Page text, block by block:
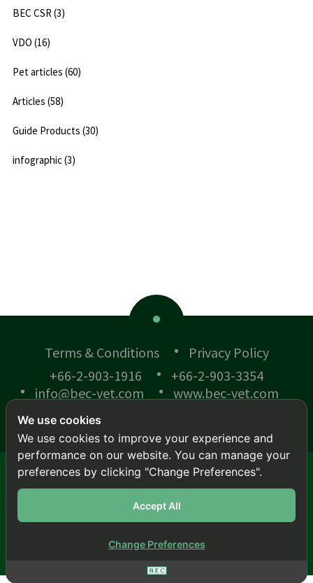
BEC CSR (3)
VDO (16)
Pet articles (60)
Articles (58)
Guide Products (30)
infographic (3)
Terms & Conditions
Privacy Policy
+66-2-903-1916
+66-2-903-3354
info@bec-vet.com
www.bec-vet.com
© BEC-VET 2018 .All rights reserved.
This site is protected by reCAPTCHA and theGoogle
andTerms of Service
We use cookies
We use cookies to improve your experience and
performance on our website. You can manage your
preferences by clicking "Change Preferences".
Accept All
Change Preferences